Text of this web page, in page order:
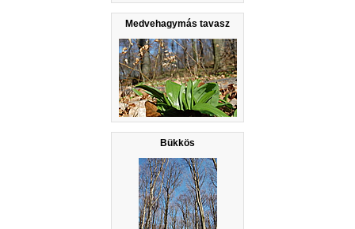
Medvehagymás tavasz
Bükkös